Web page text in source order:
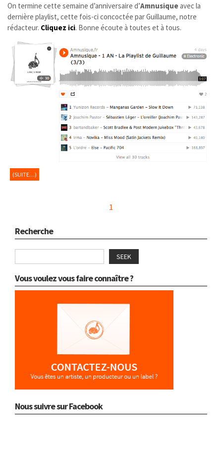
On termine cette semaine d’anniversaire d’Amnusiqueavec la
dernière playlist, cette fois-ci concoctée par Guillaume, notre
rédacteur. Cliquez ici. Bonne écoute à toutes et à tous.
(SUITE…)
1
Recherche
SEEK
Vous voulez vous faire connaître ?
Nous suivre sur Facebook